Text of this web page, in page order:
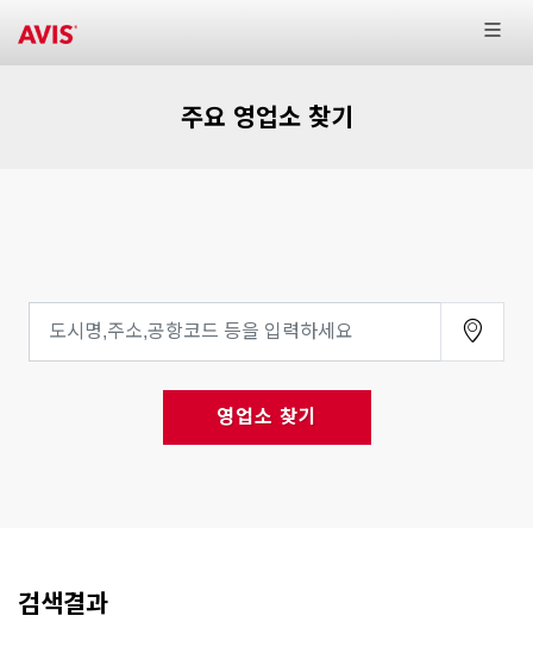
주요 영업소 찾기
영업소 찾기
검색결과